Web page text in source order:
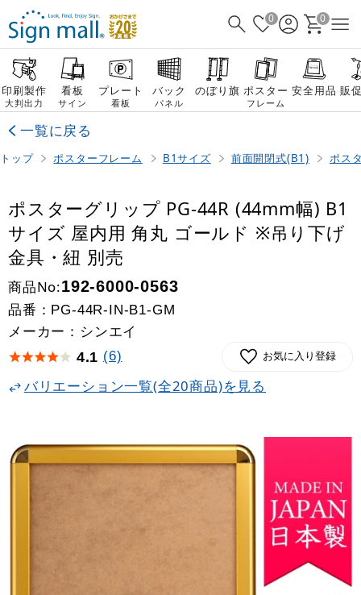
0 0
印刷製作
大判出力
看板
サイン
プレート
看板
バック
パネル
のぼり旗 ポスター
フレーム
安全用品 販
一覧に戻る
トップ ポスターフレーム B1サイズ 前面開閉式(B1) ポス
ポスターグリップ PG-44R (44mm幅) B1
サイズ 屋内用 角丸 ゴールド ※吊り下げ
金具・紐 別売
商品No:192-6000-0563
品番： PG-44R-IN-B1-GM
メーカー：シンエイ
4.1 (6) お気に入り登録
バリエーション一覧(全20商品)を見る